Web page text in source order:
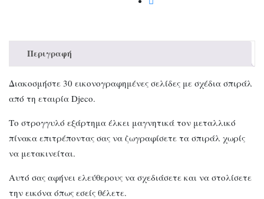
Περιγραφή
Διακοσμήστε 30 εικονογραφημένες σελίδες με σχέδια σπιράλ
από τη εταιρία Djeco.
Το στρογγυλό εξάρτημα έλκει μαγνητικά τον μεταλλικό
πίνακα επιτρέποντας σας να ζωγραφίσετε τα σπιράλ χωρίς
να μετακινείται.
Αυτό σας αφήνει ελεύθερους να σχεδιάσετε και να στολίσετε
την εικόνα όπως εσείς θέλετε.